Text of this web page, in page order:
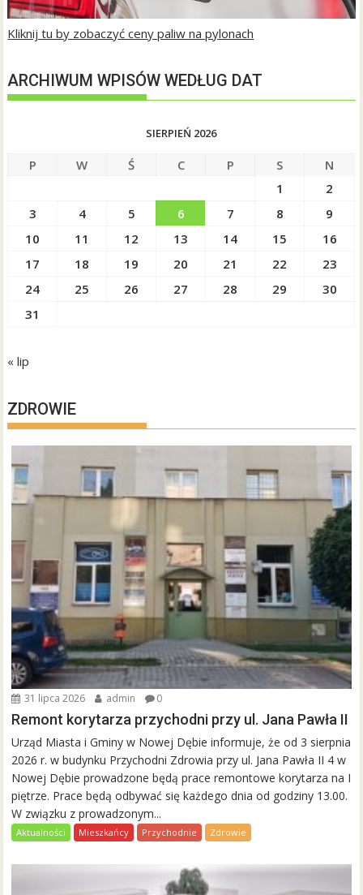
Kliknij tu by zobaczyć ceny paliw na pylonach
ARCHIWUM WPISÓW WEDŁUG DAT
SIERPIEŃ 2026
P W Ś C P S
N
1
2
3
4 5 6 7 8
9
10
11 12 13 14 15
16
17
18 19 20 21 22
23
24
25 26 27 28 29
30
31
« lip
ZDROWIE
31 lipca 2026 admin 0
Remont korytarza przychodni przy ul. Jana Pawła II
Urząd Miasta i Gminy w Nowej Dębie informuje, że od 3 sierpnia
2026 r. w budynku Przychodni Zdrowia przy ul. Jana Pawła II 4 w
Nowej Dębie prowadzone będą prace remontowe korytarza na I
piętrze. Prace będą odbywać się każdego dnia od godziny 13.00.
W związku z prowadzonym...
Aktualności Mieszkańcy Przychodnie Zdrowie